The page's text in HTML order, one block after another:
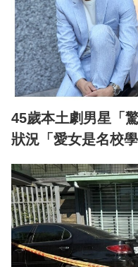
45歲本土劇男星「
狀況「愛女是名校學